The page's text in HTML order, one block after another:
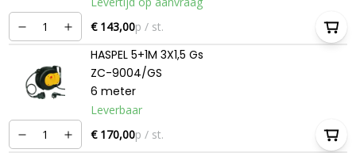
€ 143,00p / st.
HASPEL 5+1M 3X1,5 Gs
ZC-9004/GS
6 meter
Leverbaar
€ 170,00p / st.